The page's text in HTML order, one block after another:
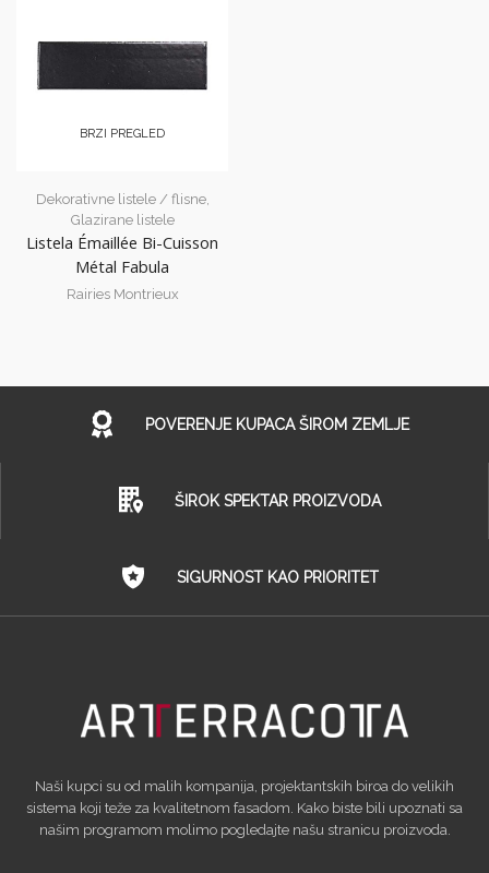
BRZI PREGLED
Dekorativne listele / flisne,
Glazirane listele
Listela Émaillée Bi-Cuisson
Métal Fabula
Rairies Montrieux
POVERENJE KUPACA ŠIROM ZEMLJE
ŠIROK SPEKTAR PROIZVODA
SIGURNOST KAO PRIORITET
Naši kupci su od malih kompanija, projektantskih biroa do velikih
sistema koji teže za kvalitetnom fasadom. Kako biste bili upoznati sa
našim programom molimo pogledajte našu stranicu proizvoda.